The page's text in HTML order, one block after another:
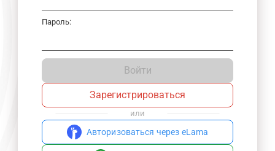
Пароль:
Войти
Зарегистрироваться
или
Авторизоваться через eLama